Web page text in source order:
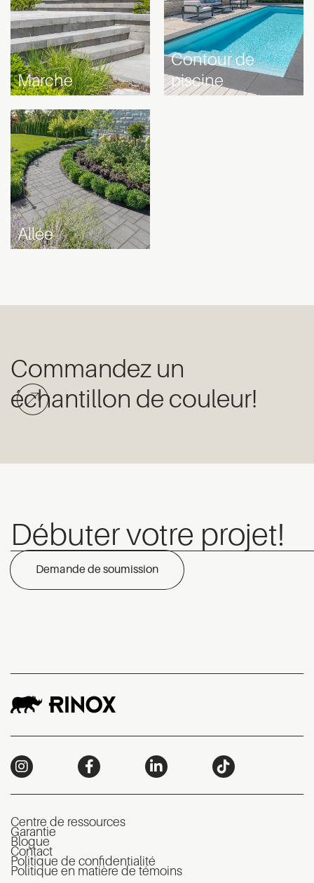
Marche
Contour de
piscine
Allée
Commandez un
échantillon de couleur!
Débuter votre projet!
Demande de soumission
Centre de ressources
Garantie
Blogue
Contact
Politique de confidentialité
Politique en matière de témoins